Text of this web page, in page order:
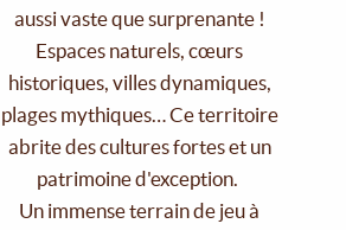
aussi vaste que surprenante !
Espaces naturels, cœurs
historiques, villes dynamiques,
plages mythiques… Ce territoire
abrite des cultures fortes et un
patrimoine d'exception.
Un immense terrain de jeu à